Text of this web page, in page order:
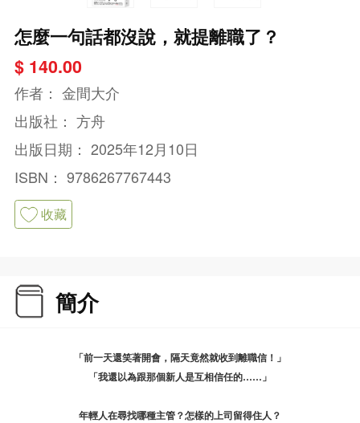
怎麼一句話都沒說，就提離職了？
$ 140.00
作者： 金間大介
出版社： 方舟
出版日期： 2025年12月10日
ISBN： 9786267767443
收藏
簡介
「前一天還笑著開會，隔天竟然就收到離職信！」
「我還以為跟那個新人是互相信任的……」
年輕人在尋找哪種主管？怎樣的上司留得住人？